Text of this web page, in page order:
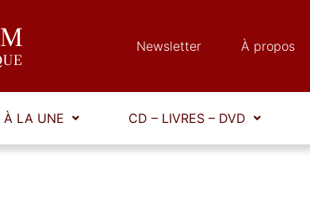
Newsletter À propos
À LA UNE CD – LIVRES – DVD